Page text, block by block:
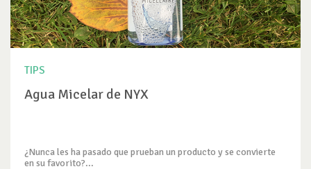
TIPS
Agua Micelar de NYX
¿Nunca les ha pasado que prueban un producto y se convierte
en su favorito?...